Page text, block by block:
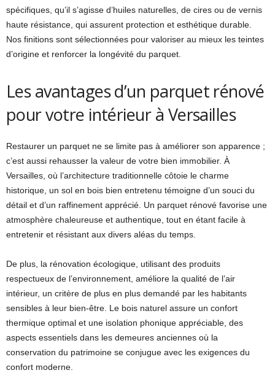
spécifiques, qu’il s’agisse d’huiles naturelles, de cires ou de vernis
haute résistance, qui assurent protection et esthétique durable.
Nos finitions sont sélectionnées pour valoriser au mieux les teintes
d’origine et renforcer la longévité du parquet.
Les avantages d’un parquet rénové
pour votre intérieur à Versailles
Restaurer un parquet ne se limite pas à améliorer son apparence ;
c’est aussi rehausser la valeur de votre bien immobilier. À
Versailles, où l’architecture traditionnelle côtoie le charme
historique, un sol en bois bien entretenu témoigne d’un souci du
détail et d’un raffinement apprécié. Un parquet rénové favorise une
atmosphère chaleureuse et authentique, tout en étant facile à
entretenir et résistant aux divers aléas du temps.
De plus, la rénovation écologique, utilisant des produits
respectueux de l’environnement, améliore la qualité de l’air
intérieur, un critère de plus en plus demandé par les habitants
sensibles à leur bien-être. Le bois naturel assure un confort
thermique optimal et une isolation phonique appréciable, des
aspects essentiels dans les demeures anciennes où la
conservation du patrimoine se conjugue avec les exigences du
confort moderne.